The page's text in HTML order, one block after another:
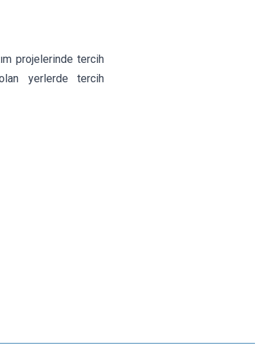
projelerinde tercih
yerlerde tercih